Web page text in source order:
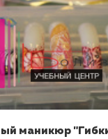
маникюр